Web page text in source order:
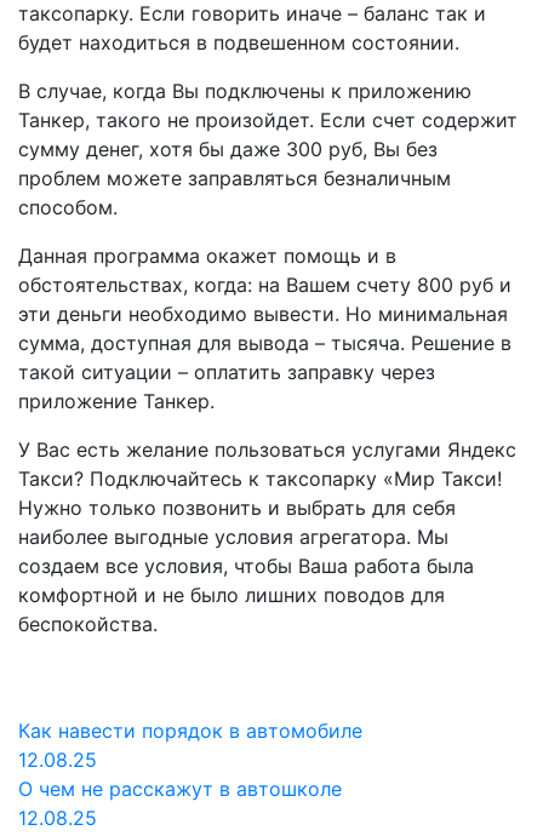
таксопарку. Если говорить иначе – баланс так и
будет находиться в подвешенном состоянии.
В случае, когда Вы подключены к приложению
Танкер, такого не произойдет. Если счет содержит
сумму денег, хотя бы даже 300 руб, Вы без
проблем можете заправляться безналичным
способом.
Данная программа окажет помощь и в
обстоятельствах, когда: на Вашем счету 800 руб и
эти деньги необходимо вывести. Но минимальная
сумма, доступная для вывода – тысяча. Решение в
такой ситуации – оплатить заправку через
приложение Танкер.
У Вас есть желание пользоваться услугами Яндекс
Такси? Подключайтесь к таксопарку «Мир Такси!
Нужно только позвонить и выбрать для себя
наиболее выгодные условия агрегатора. Мы
создаем все условия, чтобы Ваша работа была
комфортной и не было лишних поводов для
беспокойства.
Как навести порядок в автомобиле
12.08.25
О чем не расскажут в автошколе
12.08.25